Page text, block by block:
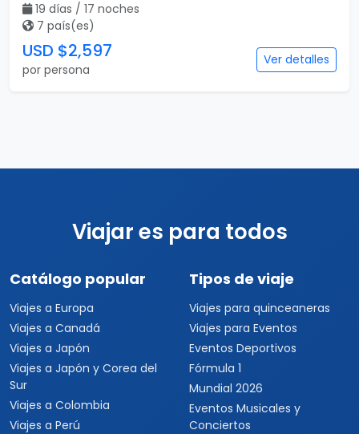
19 días / 17 noches
7 país(es)
USD $2,597
por persona
Ver detalles
Viajar es para todos
Catálogo popular
Viajes a Europa
Viajes a Canadá
Viajes a Japón
Viajes a Japón y Corea del
Sur
Viajes a Colombia
Viajes a Perú
Tipos de viaje
Viajes para quinceaneras
Viajes para Eventos
Eventos Deportivos
Fórmula 1
Mundial 2026
Eventos Musicales y
Conciertos